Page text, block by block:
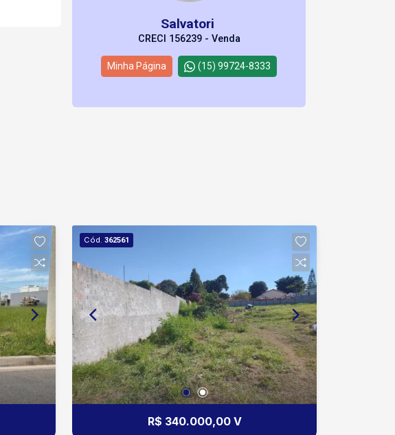
Salvatori
CRECI 156239 - Venda
Minha Página (15) 99724-8333
Cód. 362561
R$ 340.000,00 V